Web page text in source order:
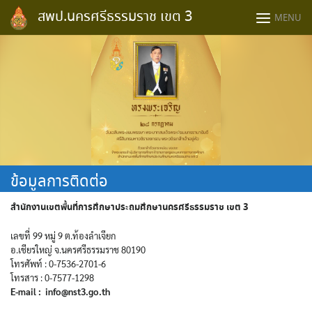
content
สพป.นครศรีธรรมราช เขต 3 MENU
ข้อมูลการติดต่อ
สำนักงานเขตพื้นที่การศึกษาประถมศึกษานครศรีธรรมราช เขต 3
เลขที่ 99 หมู่ 9 ต.ท้องลำเจียก
อ.เชียรใหญ่ จ.นครศรีธรรมราช 80190
โทรศัพท์ : 0-7536-2701-6
โทรสาร : 0-7577-1298
E-mail : info@nst3.go.th